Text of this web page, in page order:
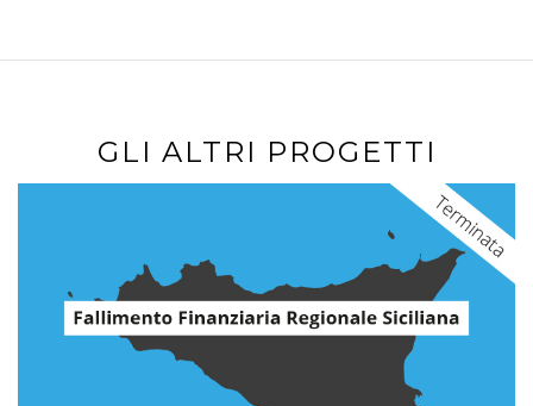
GLI ALTRI PROGETTI